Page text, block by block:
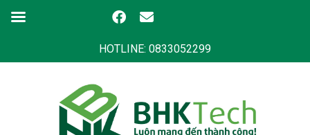
HOTLINE: 0833052299